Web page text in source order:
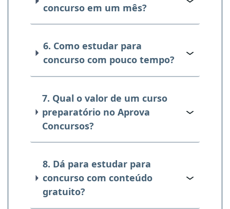
concurso em um mês?
6. Como estudar para
concurso com pouco tempo?
7. Qual o valor de um curso
preparatório no Aprova
Concursos?
8. Dá para estudar para
concurso com conteúdo
gratuito?